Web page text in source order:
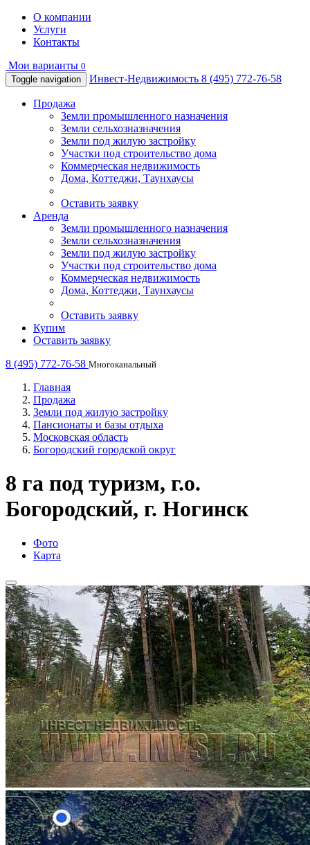
О компании
Услуги
Контакты
Мои варианты 0
Toggle navigation
Инвест-Недвижимость 8 (495) 772-76-58
Продажа
Земли промышленного назначения
Земли сельхозназначения
Земли под жилую застройку
Участки под строительство дома
Коммерческая недвижимость
Дома, Коттеджи, Таунхаусы
Оставить заявку
Аренда
Земли промышленного назначения
Земли сельхозназначения
Земли под жилую застройку
Участки под строительство дома
Коммерческая недвижимость
Дома, Коттеджи, Таунхаусы
Оставить заявку
Купим
Оставить заявку
8 (495) 772-76-58 Многоканальный
Главная
Продажа
Земли под жилую застройку
Пансионаты и базы отдыха
Московская область
Богородский городской округ
8 га под туризм, г.о.
Богородский, г. Ногинск
Фото
Карта